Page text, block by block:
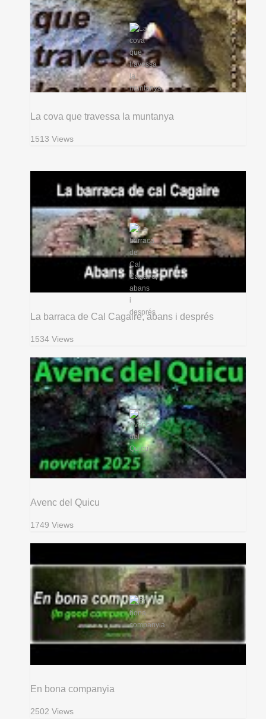
La cova que travessa la muntanya
1513 Views
La barraca de Cal Cagaire, abans i després
1534 Views
Avenc del Quicu
1749 Views
En bona companyia
2502 Views